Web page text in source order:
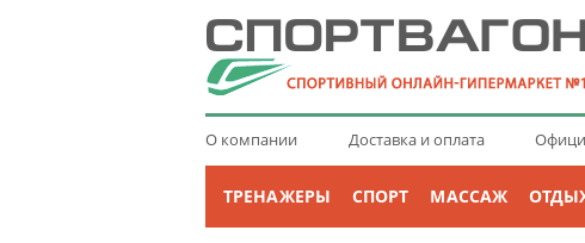
О компании Доставка и оплата
ТРЕНАЖЕРЫ СПОРТ МАССАЖ